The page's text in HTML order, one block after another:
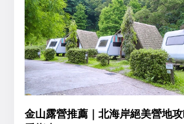
金山露營推薦｜北海岸絕美營地